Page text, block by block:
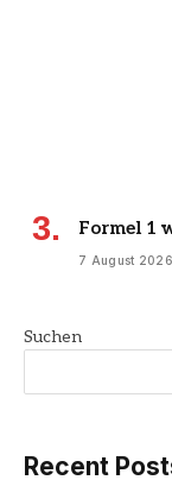
Formel 1
7 August 2026
Suchen
Recent